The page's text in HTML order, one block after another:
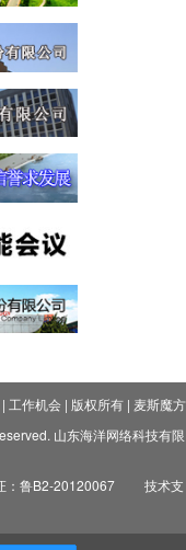
| 工作机会| 版权所有| 麦斯魔方
山东海洋网络科技有限
：鲁B2-20120067
技术支